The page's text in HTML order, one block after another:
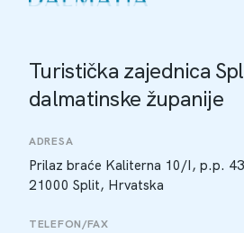
Turistička zajednica
dalmatinske županije
ADRESA
Prilaz braće Kaliterna 10/I, p.p.
21000 Split, Hrvatska
TELEFON/FAX